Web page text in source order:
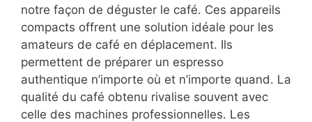
notre façon de déguster le café. Ces appareils
compacts offrent une solution idéale pour les
amateurs de café en déplacement. Ils
permettent de préparer un espresso
authentique n’importe où et n’importe quand. La
qualité du café obtenu rivalise souvent avec
celle des machines professionnelles. Les